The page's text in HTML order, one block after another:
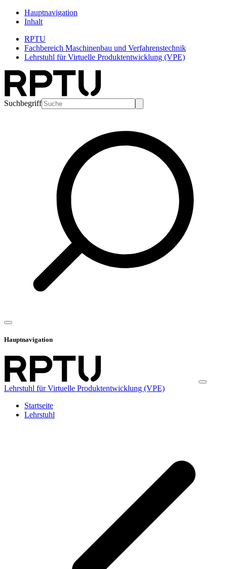
Hauptnavigation
Inhalt
RPTU
Fachbereich Maschinenbau und Verfahrenstechnik
Lehrstuhl für Virtuelle Produktentwicklung (VPE)
Suchbegriff
Hauptnavigation
Lehrstuhl für Virtuelle Produktentwicklung (VPE)
Startseite
Lehrstuhl